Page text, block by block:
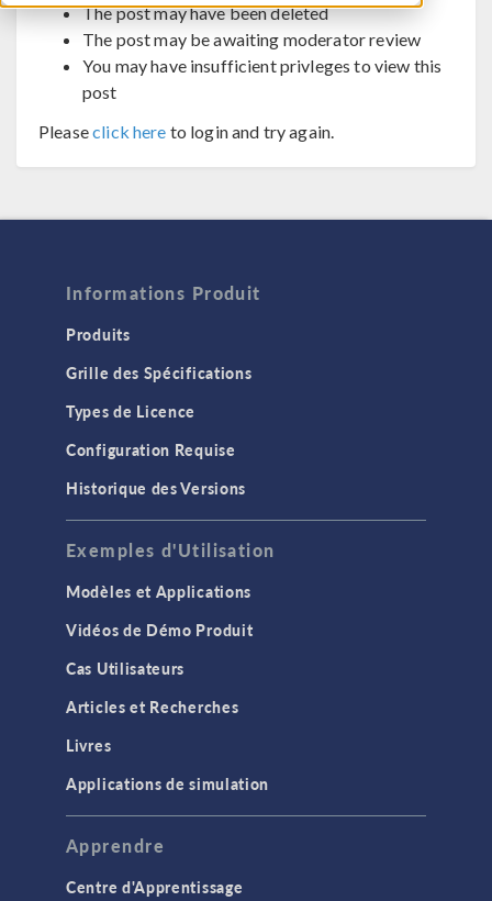
The post may have been deleted
The post may be awaiting moderator review
You may have insufficient privleges to view this
post
Pleaseclick here to login and try again.
Informations Produit
Produits
Grille des Spécifications
Types de Licence
Configuration Requise
Historique des Versions
Exemples d'Utilisation
Modèles et Applications
Vidéos de Démo Produit
Cas Utilisateurs
Articles et Recherches
Livres
Applications de simulation
Apprendre
Centre d'Apprentissage